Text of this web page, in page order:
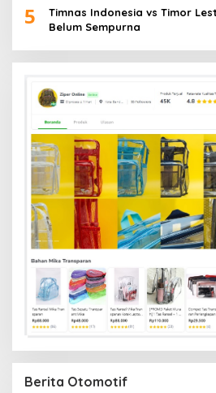
5
Timnas Indonesia vs Timor
Belum Sempurna
Berita Otomotif